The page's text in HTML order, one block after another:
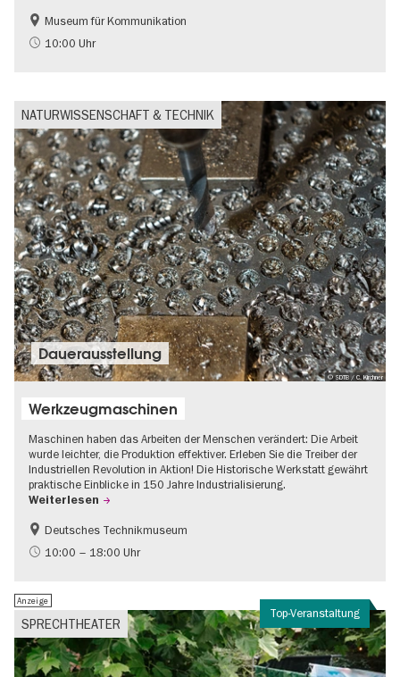
Geschichte
Nachhaltigkeit
Museum für Kommunikation
10:00 Uhr
NATURWISSENSCHAFT & TECHNIK
© SDTB / C. Kirchner
Dauer­aus­stel­lung
Werkzeugmaschinen
Maschinen haben das Arbeiten der Menschen verändert: Die Arbeit
wurde leichter, die Produktion effektiver. Erleben Sie die Treiber der
Industriellen Revolution in Aktion! Die Historische Werkstatt gewährt
praktische Einblicke in 150 Jahre Industrialisierung.
Weiterlesen
Geschichte
Deutsches Technikmuseum
10:00 – 18:00 Uhr
Top-Veranstaltung
SPRECHTHEATER
Anzeige